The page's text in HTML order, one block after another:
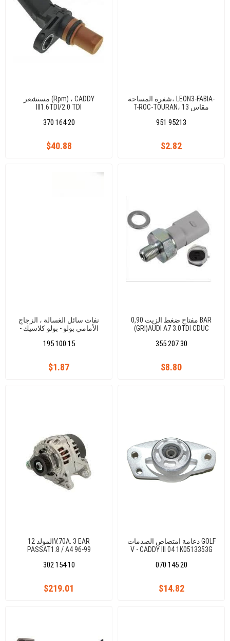
مستشعر (Rpm) ، CADDY
III1.6TDI/2.0 TDI
TSI/1.4 TSI/1.6TDI CYVB/CHPA
370 164 20
$40.88
شفرة المساحة، LEON3-FABIA-
T-ROC-TOURAN، مقاس 13
951 95213
$2.82
نفاث سائل الغسالة ، الزجاج
الأمامي بولو - بولو كلاسيك -
195 100 15
$1.87
مفتاح ضغط الزيت 0,90 BAR
(GRI)AUDI A7 3.0TDI CDUC
3.0TDI/CAEYENNE
355 207 30
$8.80
المولد 12V.70A. 3 EAR
PASSAT1.8 / A4 96-99
302 154 10
$219.01
دعامة امتصاص الصدمات GOLF
V - CADDY III 04 1K0513353G
070 145 20
$14.82